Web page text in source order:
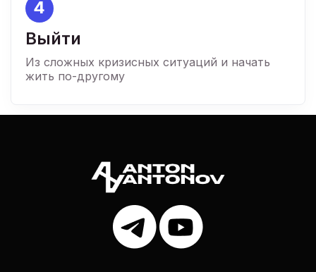
4
Выйти
Из сложных кризисных ситуаций и начать
жить по-другому